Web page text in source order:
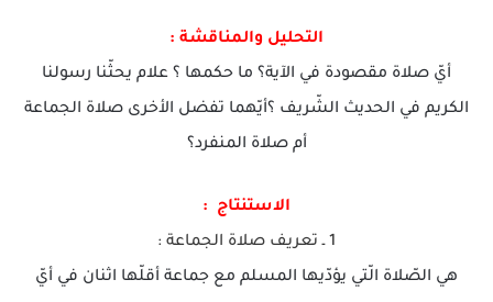
التحليل والمناقشة :
أيّ صلاة مقصودة في الآية؟ ما حكمها ؟ علام يحثّنا رسولنا
الكريم في الحديث الشّريف ؟أيّهما تفضل الأخرى صلاة الجماعة
أم صلاة المنفرد؟
الاستنتاج :
1 ـ تعريف صلاة الجماعة :
هي الصّلاة الّتي يؤدّيها المسلم مع جماعة أقلّها اثنان في أيّ